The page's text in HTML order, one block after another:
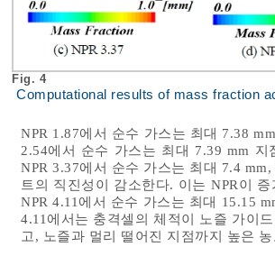
Fig. 4
Computational results of mass fraction
NPR 1.87에서 순수 가스는 최대 7.38
2.54에서 순수 가스는 최대 7.39 mm
NPR 3.37에서 순수 가스는 최대 7.4
트의 직진성이 감소한다. 이는 NPR이
NPR 4.11에서 순수 가스는 최대 15.15
4.11에서는 충격셀의 체적이 노즐 가이
고, 노즐과 멀리 떨어진 지점까지 높은